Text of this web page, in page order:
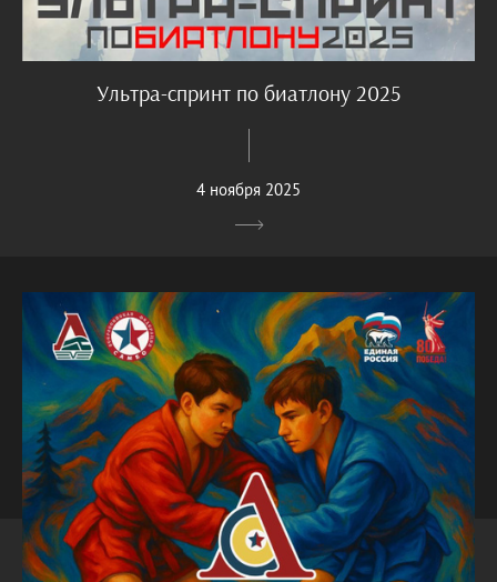
Ультра-спринт по биатлону 2025
4 ноября 2025